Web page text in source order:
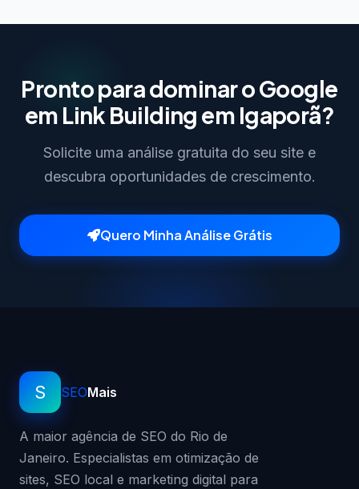
Pronto para dominar o Google
em Link Building em Igaporã?
Solicite uma análise gratuita do seu site e
descubra oportunidades de crescimento.
Quero Minha Análise Grátis
S SEOMais
A maior agência de SEO do Rio de
Janeiro. Especialistas em otimização de
sites, SEO local e marketing digital para